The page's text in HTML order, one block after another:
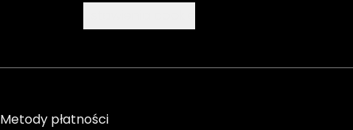
Metody płatności